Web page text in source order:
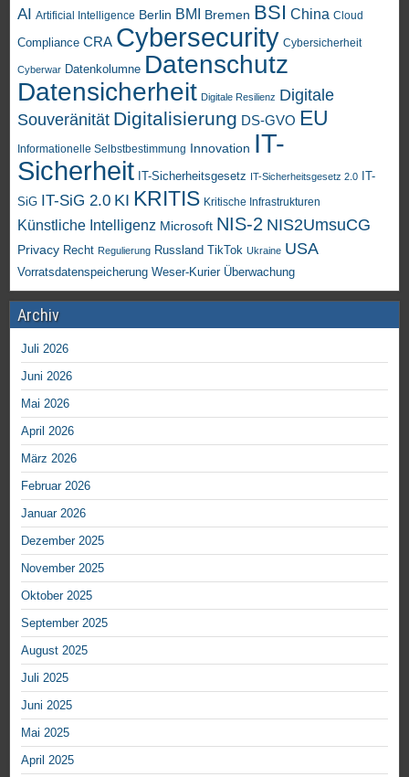
AI Artificial Intelligence Berlin BMI Bremen BSI China Cloud
Compliance CRA Cybersecurity Cybersicherheit
Cyberwar Datenkolumne Datenschutz
Datensicherheit Digitale Resilienz Digitale
Souveränität Digitalisierung DS-GVO EU
Informationelle Selbstbestimmung Innovation IT-
Sicherheit IT-Sicherheitsgesetz IT-Sicherheitsgesetz 2.0
IT-
SiG IT-SiG 2.0 KI KRITIS Kritische Infrastrukturen
Künstliche Intelligenz Microsoft NIS-2 NIS2UmsuCG
Privacy Recht Regulierung Russland TikTok Ukraine USA
Vorratsdatenspeicherung Weser-Kurier Überwachung
Archiv
Juli 2026
Juni 2026
Mai 2026
April 2026
März 2026
Februar 2026
Januar 2026
Dezember 2025
November 2025
Oktober 2025
September 2025
August 2025
Juli 2025
Juni 2025
Mai 2025
April 2025